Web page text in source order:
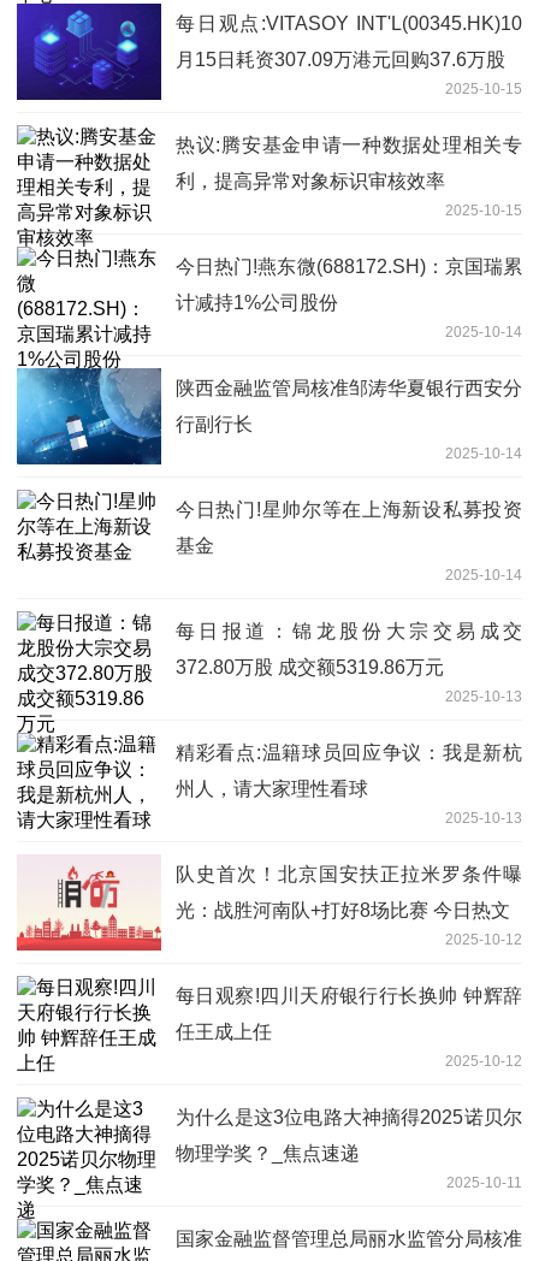
每日观点:VITASOY INT'L(00345.HK)10
月15日耗资307.09万港元回购37.6万股
2025-10-15
热议:腾安基金申请一种数据处理相关专
利，提高异常对象标识审核效率
2025-10-15
今日热门!燕东微(688172.SH)：京国瑞累
计减持1%公司股份
2025-10-14
陕西金融监管局核准邹涛华夏银行西安分
行副行长
2025-10-14
今日热门!星帅尔等在上海新设私募投资
基金
2025-10-14
每日报道：锦龙股份大宗交易成交
372.80万股 成交额5319.86万元
2025-10-13
精彩看点:温籍球员回应争议：我是新杭
州人，请大家理性看球
2025-10-13
队史首次！北京国安扶正拉米罗条件曝
光：战胜河南队+打好8场比赛 今日热文
2025-10-12
每日观察!四川天府银行行长换帅 钟辉辞
任王成上任
2025-10-12
为什么是这3位电路大神摘得2025诺贝尔
物理学奖？_焦点速递
2025-10-11
国家金融监督管理总局丽水监管分局核准